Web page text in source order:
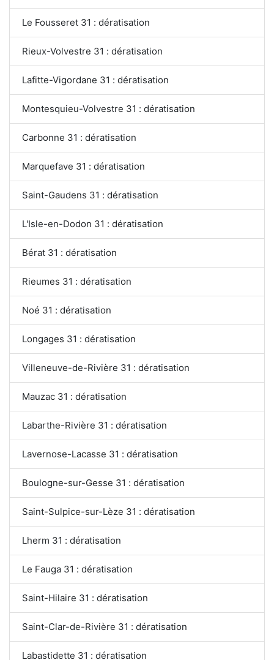
Le Fousseret 31 : dératisation
Rieux-Volvestre 31 : dératisation
Lafitte-Vigordane 31 : dératisation
Montesquieu-Volvestre 31 : dératisation
Carbonne 31 : dératisation
Marquefave 31 : dératisation
Saint-Gaudens 31 : dératisation
L'Isle-en-Dodon 31 : dératisation
Bérat 31 : dératisation
Rieumes 31 : dératisation
Noé 31 : dératisation
Longages 31 : dératisation
Villeneuve-de-Rivière 31 : dératisation
Mauzac 31 : dératisation
Labarthe-Rivière 31 : dératisation
Lavernose-Lacasse 31 : dératisation
Boulogne-sur-Gesse 31 : dératisation
Saint-Sulpice-sur-Lèze 31 : dératisation
Lherm 31 : dératisation
Le Fauga 31 : dératisation
Saint-Hilaire 31 : dératisation
Saint-Clar-de-Rivière 31 : dératisation
Labastidette 31 : dératisation